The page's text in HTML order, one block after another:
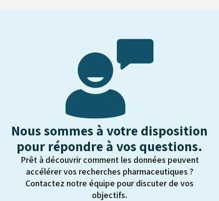
Nous sommes à votre disposition
pour répondre à vos questions.
Prêt à découvrir comment les données peuvent
accélérer vos recherches pharmaceutiques ?
Contactez notre équipe pour discuter de vos
objectifs.